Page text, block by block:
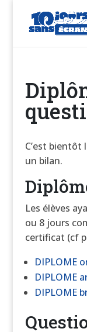
C’est
un bilan.
Les élèves
ou 8 jours
certificat (cf
DIPLOME
DIPLOME
DIPLOME